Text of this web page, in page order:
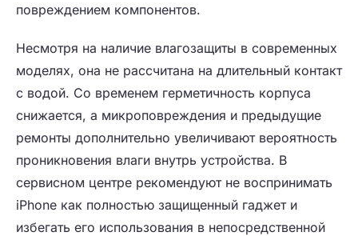
повреждением компонентов.
Несмотря на наличие влагозащиты в современных
моделях, она не рассчитана на длительный контакт
с водой. Со временем герметичность корпуса
снижается, а микроповреждения и предыдущие
ремонты дополнительно увеличивают вероятность
проникновения влаги внутрь устройства. В
сервисном центре рекомендуют не воспринимать
iPhone как полностью защищенный гаджет и
избегать его использования в непосредственной